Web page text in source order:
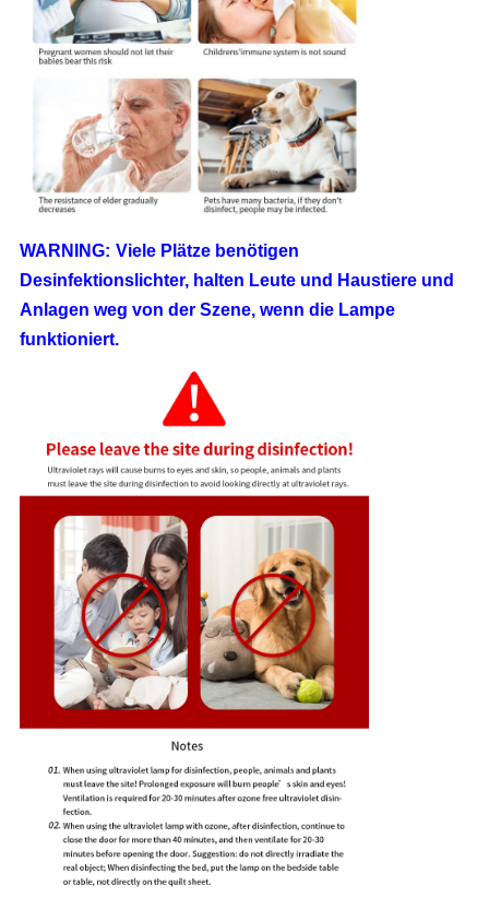
WARNING: Viele Plätze benötigen
Desinfektionslichter, halten Leute und Haustiere und
Anlagen weg von der Szene, wenn die Lampe
funktioniert.